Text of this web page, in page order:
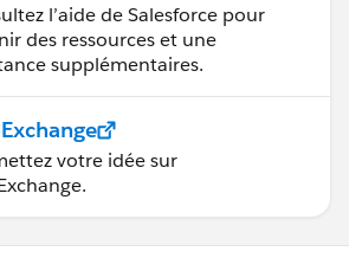
l’aide de Salesforce pour
des ressources et une
supplémentaires.
votre idée sur